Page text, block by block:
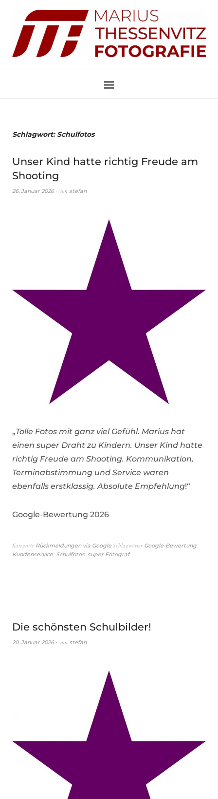
Schlagwort: Schulfotos
Unser Kind hatte richtig Freude am
Shooting
26. Januar 2026 von stefan
„Tolle Fotos mit ganz viel Gefühl. Marius hat
einen super Draht zu Kindern. Unser Kind hatte
richtig Freude am Shooting. Kommunikation,
Terminabstimmung und Service waren
ebenfalls erstklassig. Absolute Empfehlung!“
Google-Bewertung 2026
Kategorie Rückmeldungen via Google Schlagwörter Google-Bewertung
Kundenservice Schulfotos super Fotograf
Die schönsten Schulbilder!
20. Januar 2026 von stefan